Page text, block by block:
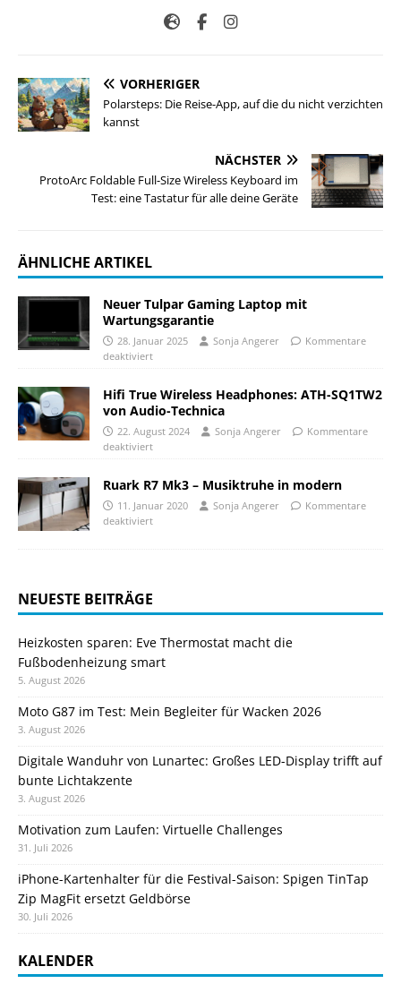
VORHERIGER
Polarsteps: Die Reise-App, auf die du nicht verzichten
kannst
NÄCHSTER
ProtoArc Foldable Full-Size Wireless Keyboard im
Test: eine Tastatur für alle deine Geräte
ÄHNLICHE ARTIKEL
Neuer Tulpar Gaming Laptop mit
Wartungsgarantie
28. Januar 2025 Sonja Angerer
Kommentare
deaktiviert
Hifi True Wireless Headphones: ATH-SQ1TW2
von Audio-Technica
22. August 2024 Sonja Angerer
Kommentare
deaktiviert
Ruark R7 Mk3 – Musiktruhe in modern
11. Januar 2020 Sonja Angerer
Kommentare
deaktiviert
NEUESTE BEITRÄGE
Heizkosten sparen: Eve Thermostat macht die
Fußbodenheizung smart
5. August 2026
Moto G87 im Test: Mein Begleiter für Wacken 2026
3. August 2026
Digitale Wanduhr von Lunartec: Großes LED-Display trifft auf
bunte Lichtakzente
3. August 2026
Motivation zum Laufen: Virtuelle Challenges
31. Juli 2026
iPhone-Kartenhalter für die Festival-Saison: Spigen TinTap
Zip MagFit ersetzt Geldbörse
30. Juli 2026
KALENDER